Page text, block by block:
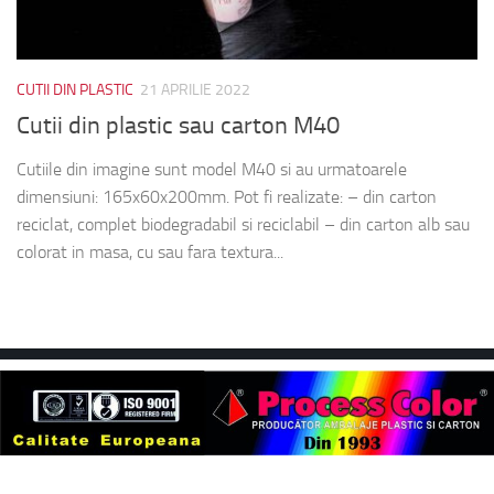
CUTII DIN PLASTIC 21 APRILIE 2022
Cutii din plastic sau carton M40
Cutiile din imagine sunt model M40 si au urmatoarele
dimensiuni: 165x60x200mm. Pot fi realizate: – din carton
reciclat, complet biodegradabil si reciclabil – din carton alb sau
colorat in masa, cu sau fara textura...